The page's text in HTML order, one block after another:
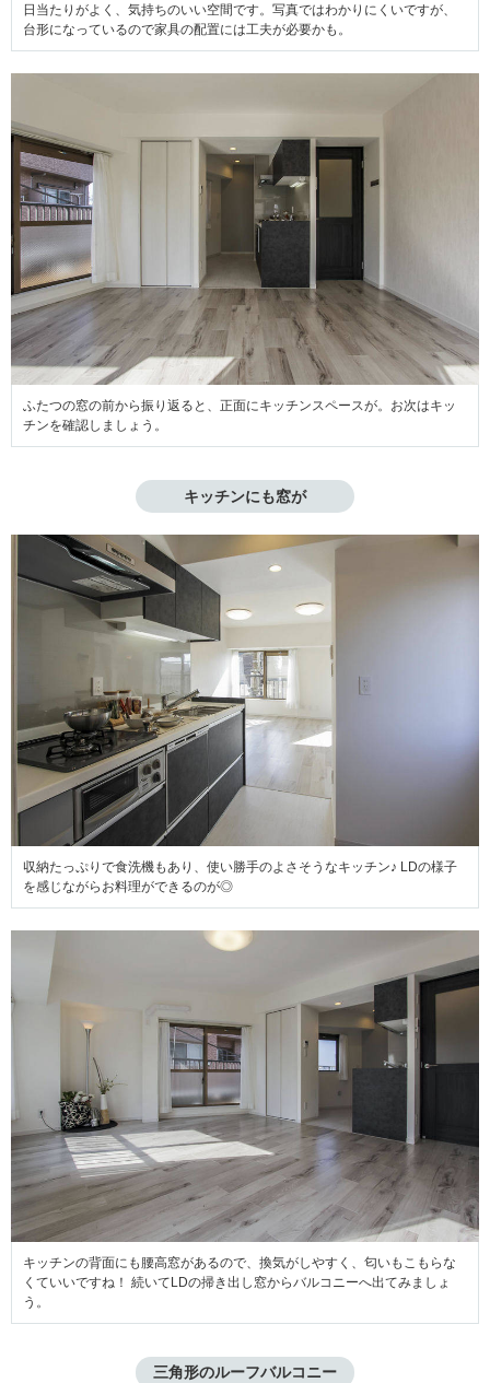
日当たりがよく、気持ちのいい空間です。写真ではわかりにくいですが、
台形になっているので家具の配置には工夫が必要かも。
ふたつの窓の前から振り返ると、正面にキッチンスペースが。お次はキッ
チンを確認しましょう。
キッチンにも窓が
収納たっぷりで食洗機もあり、使い勝手のよさそうなキッチン♪ LDの様子
を感じながらお料理ができるのが◎
キッチンの背面にも腰高窓があるので、換気がしやすく、匂いもこもらな
くていいですね！ 続いてLDの掃き出し窓からバルコニーへ出てみましょ
う。
三角形のルーフバルコニー